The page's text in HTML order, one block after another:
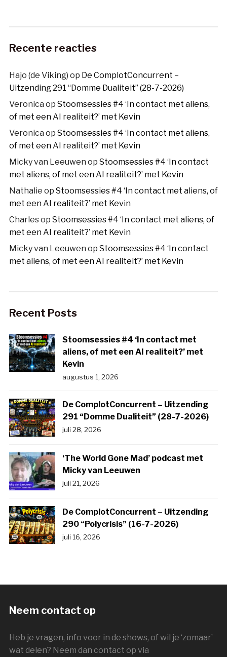
Recente reacties
Hajo (de Viking) op De ComplotConcurrent –
Uitzending 291 “Domme Dualiteit” (28-7-2026)
Veronica op Stoomsessies #4 ‘In contact met aliens,
of met een AI realiteit?’ met Kevin
Veronica op Stoomsessies #4 ‘In contact met aliens,
of met een AI realiteit?’ met Kevin
Micky van Leeuwen op Stoomsessies #4 ‘In contact
met aliens, of met een AI realiteit?’ met Kevin
Nathalie op Stoomsessies #4 ‘In contact met aliens, of
met een AI realiteit?’ met Kevin
Charlesop Stoomsessies #4 ‘In contact met aliens, of
met een AI realiteit?’ met Kevin
Micky van Leeuwen op Stoomsessies #4 ‘In contact
met aliens, of met een AI realiteit?’ met Kevin
Recent Posts
Stoomsessies #4 ‘In contact met
aliens, of met een AI realiteit?’ met
Kevin
augustus 1, 2026
De ComplotConcurrent – Uitzending
291 “Domme Dualiteit” (28-7-2026)
juli 28, 2026
‘The World Gone Mad’ podcast met
Micky van Leeuwen
juli 21, 2026
De ComplotConcurrent – Uitzending
290 “Polycrisis” (16-7-2026)
juli 16, 2026
Neem contact op
Heb je vragen, info voor in de shows, of wil je ‘zomaar’
wat delen? Neem dan contact op via